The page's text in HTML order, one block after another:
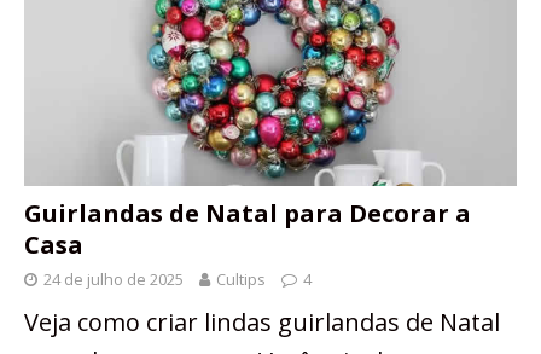
Guirlandas de Natal para Decorar a
Casa
24 de julho de 2025 Cultips 4
Veja como criar lindas guirlandas de Natal